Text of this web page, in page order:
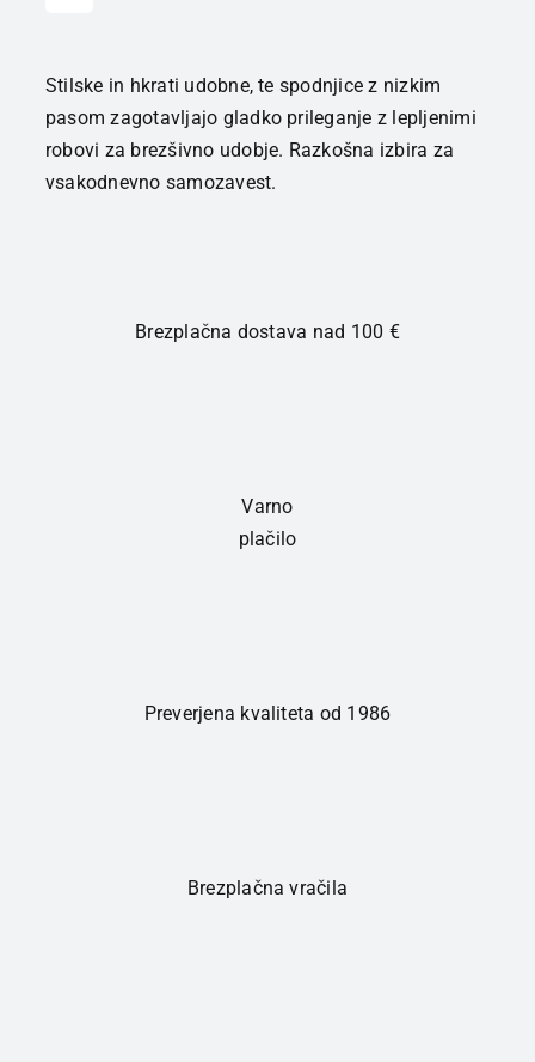
Stilske in hkrati udobne, te spodnjice z nizkim
pasom zagotavljajo gladko prileganje z lepljenimi
robovi za brezšivno udobje. Razkošna izbira za
vsakodnevno samozavest.
Brezplačna dostava nad 100 €
Varno
plačilo
Preverjena kvaliteta od 1986
Brezplačna vračila